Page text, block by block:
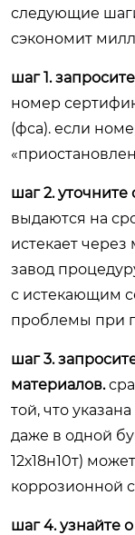
следующие
сэкономит
шаг 1.
номер
(фса). если
шаг 2. уточните
выдаются на
истекает через
завод
с истекающим
проблемы при
шаг 3.
материалов.
той, что
даже в одной
12х18н10т)
коррозионной
шаг 4. узнайте